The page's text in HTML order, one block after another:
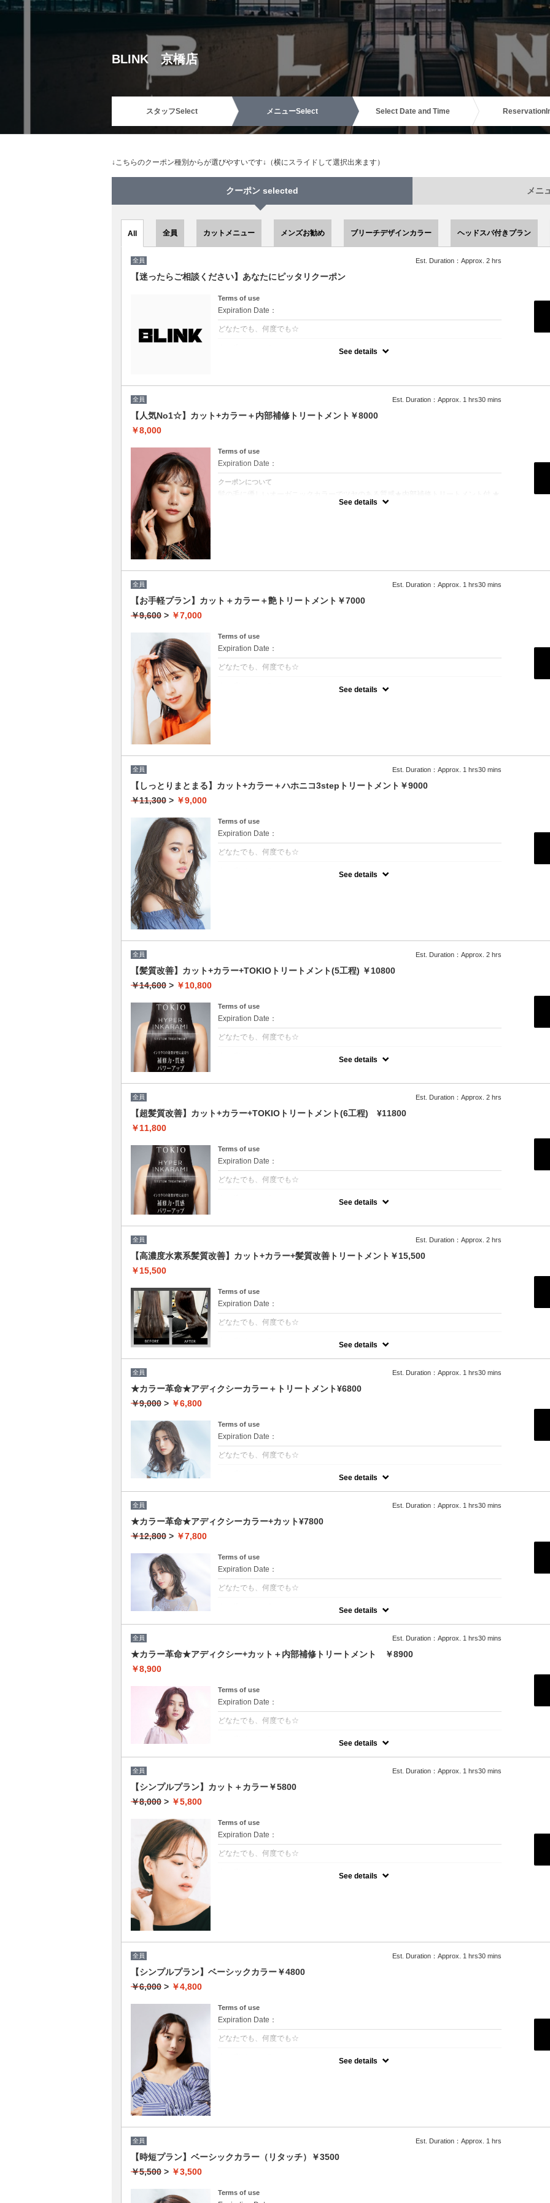
BLINK 京橋店
スタッフSelect メニューSelect Select Date and Time Reservation
↓こちらのクーポン種別からが選びやすいです↓（横にスライドして選択出来ます）
クーポン selected メニ
All 全員 カットメニュー メンズお勧め ブリーチデザインカラー ヘッドスパ付きプラン
全員 Est. Duration：Approx. 2 hrs
【迷ったらご相談ください】あなたにピッタリクーポン
Terms of use
Expiration Date：
どなたでも、何度でも☆
※縮毛矯正を悩まれている方は必ず縮毛矯正ボタンをご選択ください。
See details
全員 Est. Duration：Approx. 1 hrs30 mins
【人気No1☆】カット+カラー＋内部補修トリートメント￥8000
￥8,000
Terms of use
Expiration Date：
クーポンについて
白髪染め可能（※白髪染め＋500円）★ロング料金無料★シャンプー・ブロー込
See details
全員 Est. Duration：Approx. 1 hrs30 mins
【お手軽プラン】カット＋カラー＋艶トリートメント￥7000
￥9,600 > ￥7,000
Terms of use
Expiration Date：
どなたでも、何度でも☆
See details
全員 Est. Duration：Approx. 1 hrs30 mins
【しっとりまとまる】カット+カラー＋ハホニコ3stepトリートメント￥9000
￥11,300 > ￥9,000
Terms of use
Expiration Date：
どなたでも、何度でも☆
See details
全員 Est. Duration：Approx. 2 hrs
【髪質改善】カット+カラー+TOKIOトリートメント(5工程) ￥10800
￥14,600 > ￥10,800
Terms of use
Expiration Date：
どなたでも、何度でも☆
毛の奥深くに浸透して定着
See details
全員 Est. Duration：Approx. 2 hrs
【超髪質改善】カット+カラー+TOKIOトリートメント(6工程) ¥11800
￥11,800
Terms of use
Expiration Date：
どなたでも、何度でも☆
限まで綺麗に致します。
See details
全員 Est. Duration：Approx. 2 hrs
【高濃度水素系髪質改善】カット+カラー+髪質改善トリートメント￥15,500
￥15,500
Terms of use
Expiration Date：
どなたでも、何度でも☆
水分量を底上げします◎カラーとの相性が抜群で、今まで見た事が無いような艶が出
See details
全員 Est. Duration：Approx. 1 hrs30 mins
★カラー革命★アディクシーカラー＋トリートメント¥6800
￥9,000 > ￥6,800
Terms of use
Expiration Date：
どなたでも、何度でも☆
ージが1/5のため、綺麗な色味で毎回染められます。/ロング料金無/コテ巻無料/当日予
※カット追加可能（+2500円）※前髪や顔周りだけのカットの場合（＋1000円）
See details
全員 Est. Duration：Approx. 1 hrs30 mins
★カラー革命★アディクシーカラー+カット¥7800
￥12,800 > ￥7,800
Terms of use
Expiration Date：
どなたでも、何度でも☆
ージが1/5のため、綺麗な色味で毎回染められます。
★シャンプー・ブロー込
See details
全員 Est. Duration：Approx. 1 hrs30 mins
★カラー革命★アディクシー+カット＋内部補修トリートメント ￥8900
￥8,900
Terms of use
Expiration Date：
どなたでも、何度でも☆
段にUP！ダメージが1/5のため、綺麗な色味を毎回染められます。 パサつきを抑えま
See details
全員 Est. Duration：Approx. 1 hrs30 mins
【シンプルプラン】カット＋カラー￥5800
￥8,000 > ￥5,800
Terms of use
Expiration Date：
どなたでも、何度でも☆
See details
全員 Est. Duration：Approx. 1 hrs30 mins
【シンプルプラン】ベーシックカラー￥4800
￥6,000 > ￥4,800
Terms of use
Expiration Date：
どなたでも、何度でも☆
See details
全員 Est. Duration：Approx. 1 hrs
【時短プラン】ベーシックカラー（リタッチ）￥3500
￥5,500 > ￥3,500
Terms of use